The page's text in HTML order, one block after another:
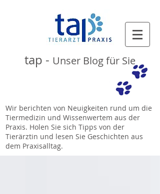
tap - Unser Blog für Sie
Wir berichten von Neuigkeiten rund um die
Tiermedizin und Wissenwertem aus der
Praxis. Holen Sie sich Tipps von der
Tierärztin und lesen Sie Geschichten aus
dem Praxisalltag.